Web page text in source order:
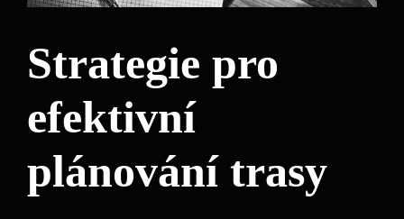
Strategie pro
efektivní
plánování trasy